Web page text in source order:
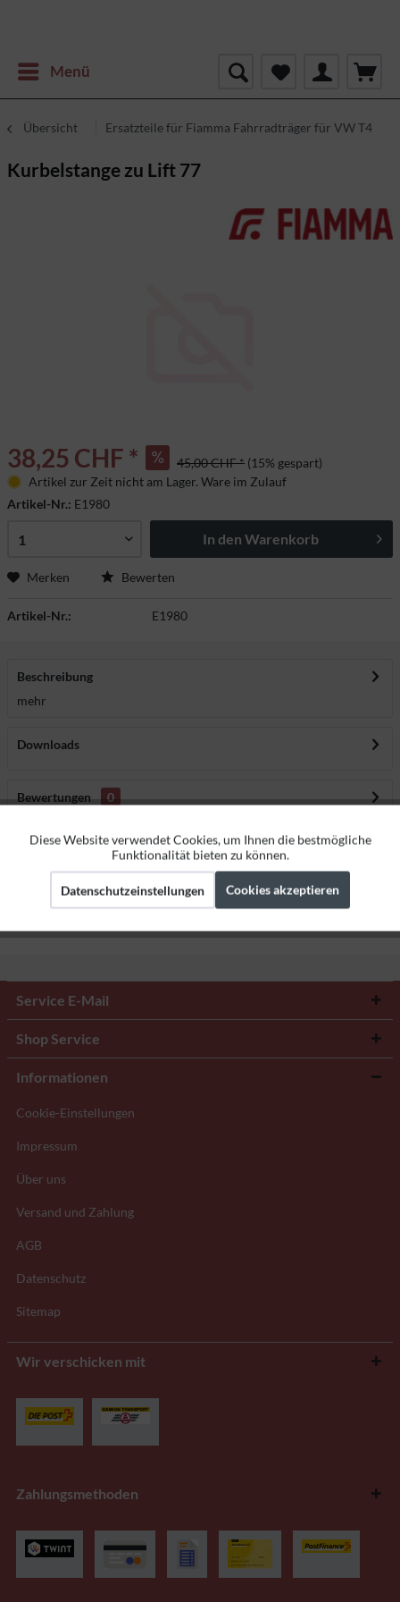
Menü
Übersicht Ersatzteile für Fiamma Fahrradträger für VW T4
Kurbelstange zu Lift 77
38,25 CHF * 45,00 CHF * (15% gespart)
Artikel zur Zeit nicht am Lager. Ware im Zulauf
Artikel-Nr.: E1980
In den Warenkorb
Merken Bewerten
Artikel-Nr.: E1980
Beschreibung
mehr
Downloads
Bewertungen
0
Herstellerangaben
Service E-Mail
Shop Service
Informationen
Cookie-Einstellungen
Impressum
Über uns
Versand und Zahlung
AGB
Datenschutz
Sitemap
Wir verschicken mit
Zahlungsmethoden
Funktionale Aktiv
Marketing Aktiv
Diese Website verwendet Cookies, um Ihnen die bestmögliche
Funktionalität bieten zu können.
Datenschutzeinstellungen Cookies akzeptieren